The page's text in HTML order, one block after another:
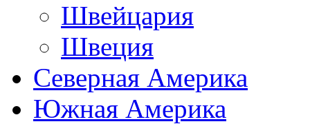
Швейцария
Швеция
Северная Америка
Южная Америка